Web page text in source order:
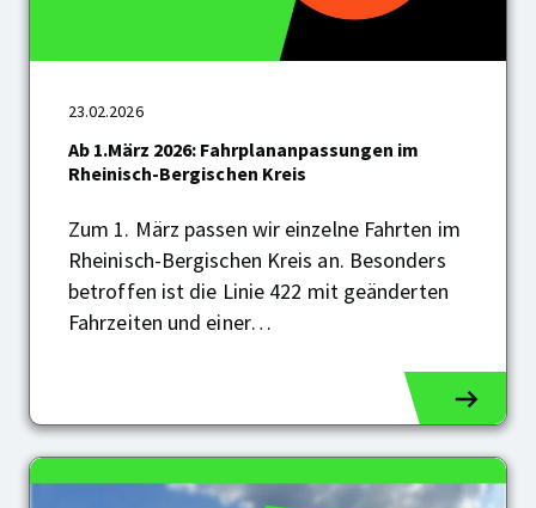
23.02.2026
Ab 1.März 2026: Fahrplananpassungen im
Rheinisch-Bergischen Kreis
Zum 1. März passen wir einzelne Fahrten im
Rheinisch-Bergischen Kreis an. Besonders
betroffen ist die Linie 422 mit geänderten
Fahrzeiten und einer…
2026:
Fahrplananpassungen
im
Bergischen
Kreis